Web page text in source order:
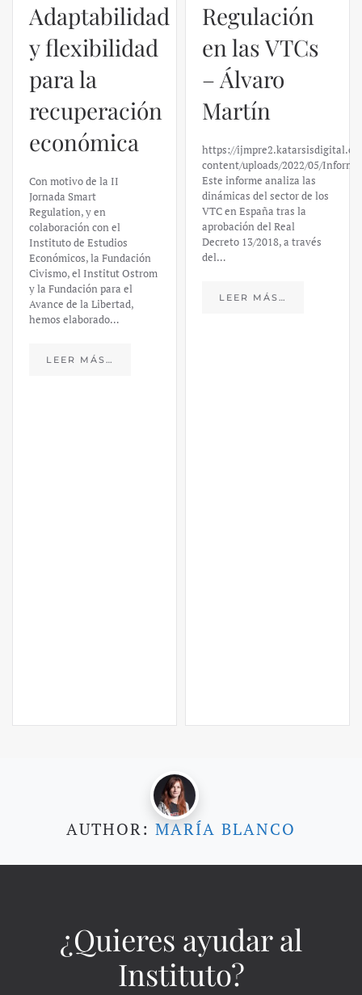
Adaptabilidad
y flexibilidad
para la
recuperación
económica
Con motivo de la II
Jornada Smart
Regulation, y en
colaboración con el
Instituto de Estudios
Económicos, la Fundación
Civismo, el Institut Ostrom
y la Fundación para el
Avance de la Libertad,
hemos elaborado…
LEER MÁS…
Regulación
en las VTCs
– Álvaro
Martín
https://
content/uploads/2022/05/
Este informe analiza las
dinámicas del sector de los
VTC en España tras la
aprobación del Real
Decreto 13/2018, a través
del…
LEER MÁS…
AUTHOR: MARÍA BLANCO
¿Quieres ayudar al
Instituto?